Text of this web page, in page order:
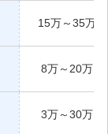
15万～35万
8万～20万
3万～30万